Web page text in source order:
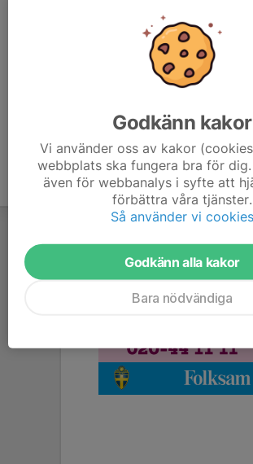
Godkänn kakor
Vi använder oss av kakor
webbplats ska fungera bra för
även för webbanalys i syfte att
förbättra våra tjänster.
Så använder vi cookies
Godkänn alla kakor
Bara nödvändiga